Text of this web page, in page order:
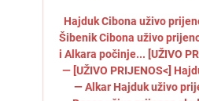
Hajduk Cibona uživo
Šibenik Cibona uživo
i Alkara počinje... [UŽIVO
— [UŽIVO PRIJENOS<]
— Alkar Hajduk uživo